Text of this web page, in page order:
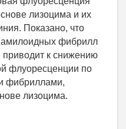
лизоцима и их
Показано, что
амилоидных фибрилл
к снижению
флуоресценции по
фибриллами,
лизоцима.